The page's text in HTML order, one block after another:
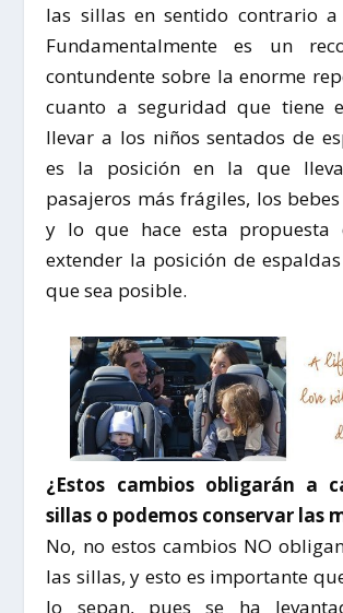
las sillas en sentido contrario
Fundamentalmente es un
contundente sobre la enorme
cuanto a seguridad que tiene
llevar a los niños sentados de
es la posición en la que
pasajeros más frágiles, los
y lo que hace esta propuesta
extender la posición de
que sea posible.
¿Estos cambios obligarán a
sillas o podemos conservar las
No, no estos cambios NO
las sillas, y esto es importante
lo sepan, pues se ha